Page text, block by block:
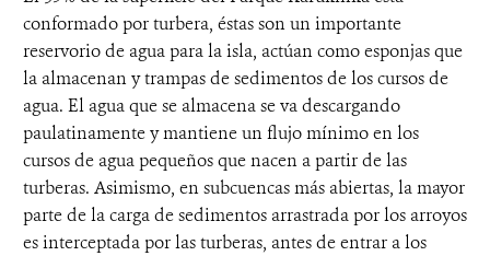
conformado por turbera, éstas son un importante
reservorio de agua para la isla, actúan como esponjas que
la almacenan y trampas de sedimentos de los cursos de
agua. El agua que se almacena se va descargando
paulatinamente y mantiene un flujo mínimo en los
cursos de agua pequeños que nacen a partir de las
turberas. Asimismo, en subcuencas más abiertas, la mayor
parte de la carga de sedimentos arrastrada por los arroyos
es interceptada por las turberas, antes de entrar a los